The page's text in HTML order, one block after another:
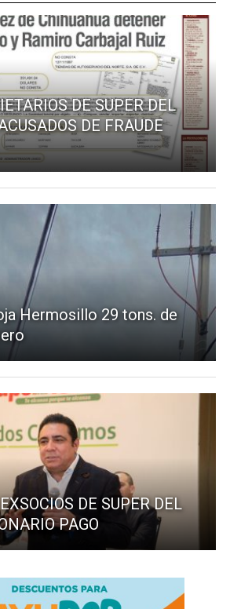
DE SUPER DEL
DE FRAUDE
Hermosillo 29 tons. de
DE SUPER DEL
PAGO